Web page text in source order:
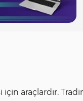
araçlardır.